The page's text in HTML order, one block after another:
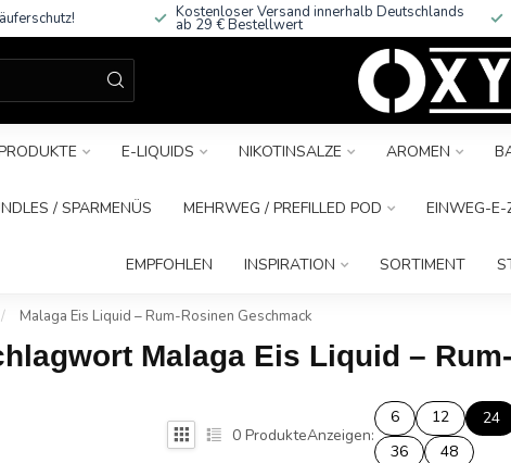
Kostenloser Versand innerhalb Deutschlands
ab 29 € Bestellwert
E-LIQUIDS NIKOTINSALZE AROMEN
/ SPARMENÜS MEHRWEG / PREFILLED POD EINWEG-E-
EMPFOHLEN INSPIRATION SORTIMENT
/ Malaga Eis Liquid – Rum-Rosinen Geschmack
Malaga Eis Liquid –
0 ProdukteAnzeigen:
6 12
24
36
48